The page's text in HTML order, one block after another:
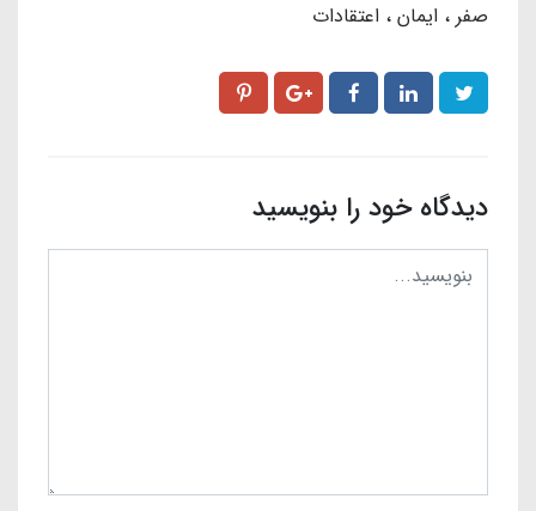
صفر
ایمان اعتقادات
دیدگاه خود را بنویسید